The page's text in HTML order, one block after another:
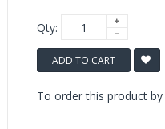
Qty:
ADD TO CART
To order this product by